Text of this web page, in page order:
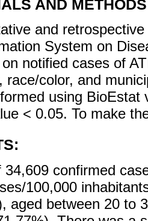
AND
and
System on
notified cases of
race/color, and
using BioEstat
< 0.05. To make
34,609 confirmed
100,000
aged between 20 to